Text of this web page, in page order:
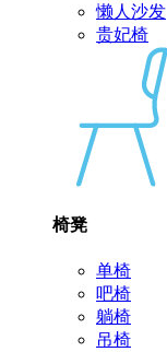
懒人沙发
贵妃椅
椅凳
单椅
吧椅
躺椅
吊椅